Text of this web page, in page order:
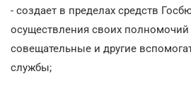
- создает в пределах средств
осуществления своих полномочий
совещательные и другие
службы;